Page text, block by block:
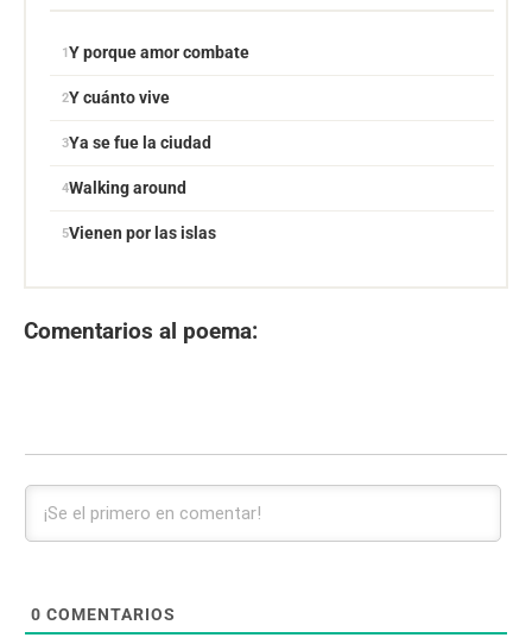
Y porque amor combate
Y cuánto vive
Ya se fue la ciudad
Walking around
Vienen por las islas
Comentarios al poema:
0 COMENTARIOS